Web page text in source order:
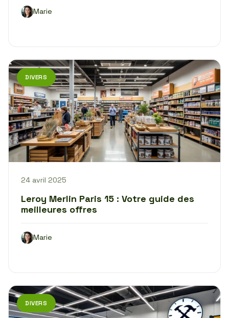
Marie
DIVERS
24 avril 2025
Leroy Merlin Paris 15 : Votre guide des
meilleures offres
Marie
DIVERS